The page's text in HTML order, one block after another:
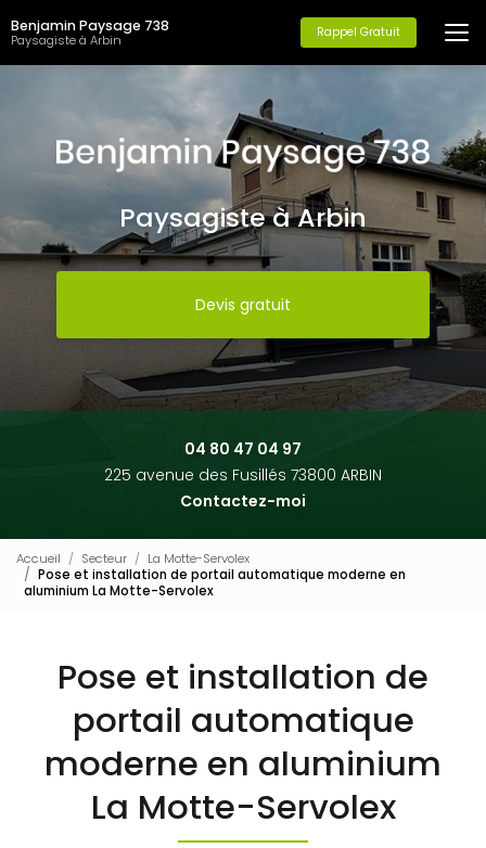
au
contenu
principal
Benjamin Paysage 738
Paysagiste à Arbin Rappel Gratuit
Paysagiste à Arbin
Devis gratuit
04 80 47 04 97
225 avenue des Fusillés 73800 ARBIN
Contactez-moi
Accueil Secteur
La Motte-Servolex
Pose et installation de portail automatique moderne en
aluminium La Motte-Servolex
Pose et installation de
portail automatique
moderne en aluminium
La Motte-Servolex